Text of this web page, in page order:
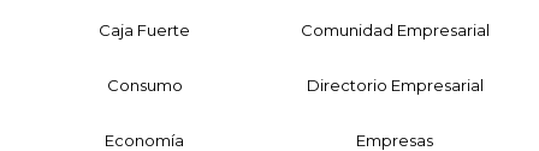
Caja Fuerte Comunidad Empresarial
Consumo Directorio Empresarial
Economía Empresas